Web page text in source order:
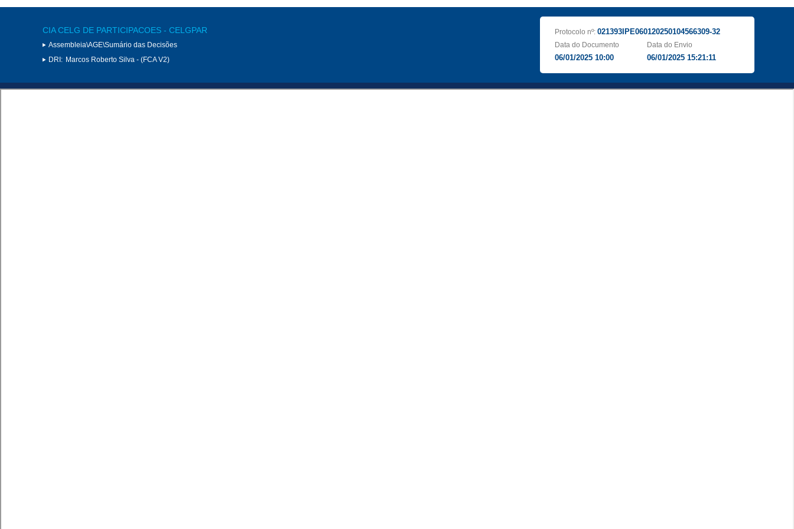
CIA CELG DE PARTICIPACOES - CELGPAR
Assembleia\AGE\Sumário das Decisões
DRI: Marcos Roberto Silva - (FCA V2)
Protocolo nº: 021393IPE060120250104566309-32
Data do Documento
06/01/2025 10:00
Data do Envio
06/01/2025 15:21:11